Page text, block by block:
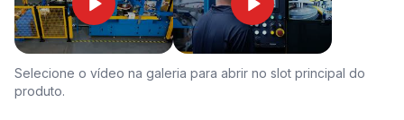
Selecione o vídeo na galeria para abrir no slot principal do
produto.